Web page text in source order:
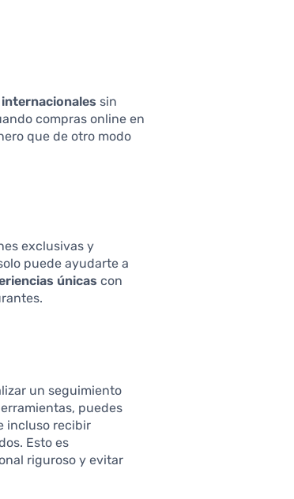
sin
compras online en
que de otro modo
exclusivas y
puede ayudarte a
únicas con
un seguimiento
puedes
incluso recibir
Esto es
riguroso y evitar